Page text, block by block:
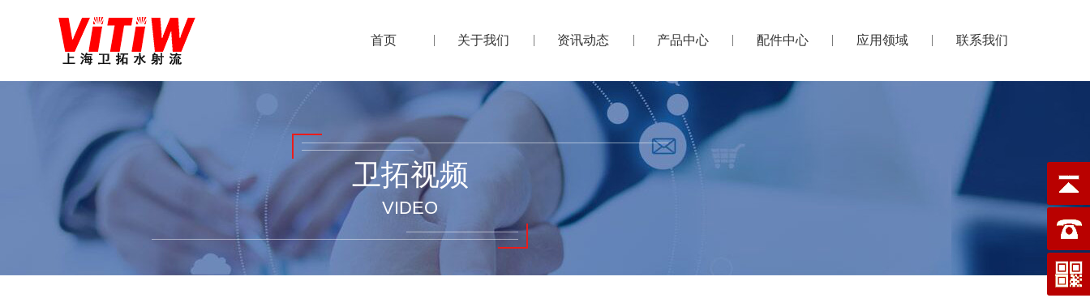
首页 关于我们 资讯动态 产品中心 配件中心 应用领域 联系我们
卫拓视频
VIDEO